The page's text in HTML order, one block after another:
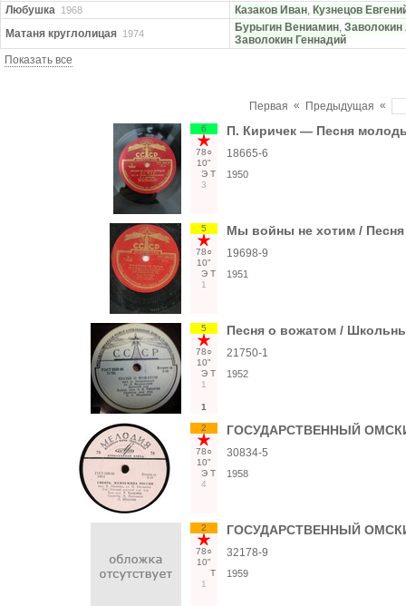
Любушка 1968 Казаков Иван, Кузнецов
Матаня круглолицая 1974 Бурыгин Вениамин,
Заволокин Геннадий
Показать все
Первая « Предыдущая «
6
78○
10"
Э Т
3
П. Киричек — Песня
18665-6
1950
5
78○
10"
Э Т
1
Мы войны не хотим /
19698-9
1951
5
78○
10"
Э Т
1
1
Песня о вожатом /
21750-1
1952
2
78○
10"
Э Т
4
ГОСУДАРСТВЕННЫЙ
30834-5
1958
2
78○
10"
Т
1
ГОСУДАРСТВЕННЫЙ
32178-9
1959